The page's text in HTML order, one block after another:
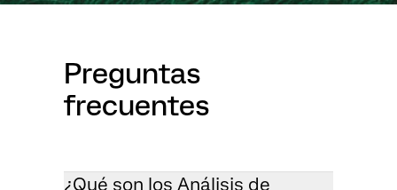
Preguntas
frecuentes
¿Qué son los Análisis de